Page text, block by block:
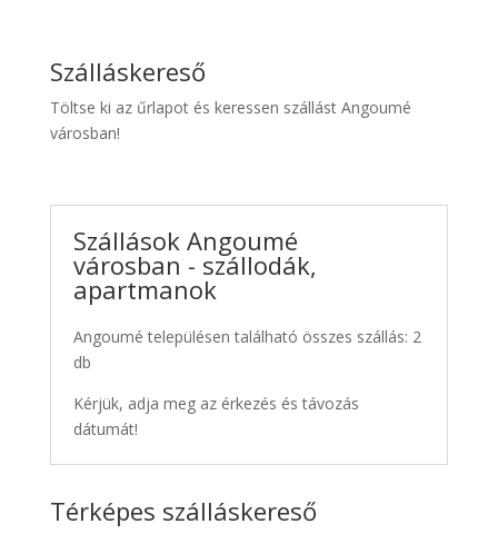
Szálláskereső
Töltse ki az űrlapot és keressen szállást Angoumé
városban!
Szállások Angoumé
városban - szállodák,
apartmanok
Angoumé településen található összes szállás: 2
db
Kérjük, adja meg az érkezés és távozás
dátumát!
Térképes szálláskereső